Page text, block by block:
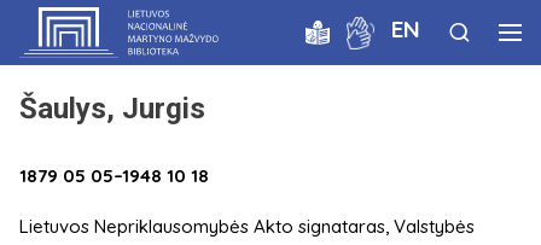
EN
Šaulys, Jurgis
1879 05 05–1948 10 18
Lietuvos Nepriklausomybės Akto signataras, Valstybės